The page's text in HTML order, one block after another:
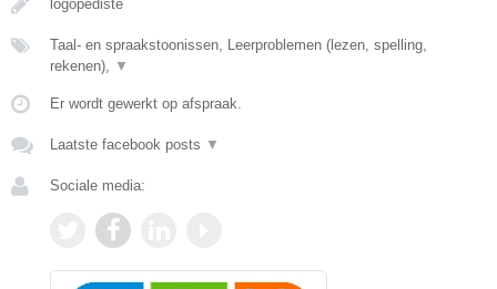
logopediste
Taal- en spraakstoonissen, Leerproblemen (lezen, spelling,
rekenen), ▼
Er wordt gewerkt op afspraak.
Laatste facebook posts ▼
Sociale media: